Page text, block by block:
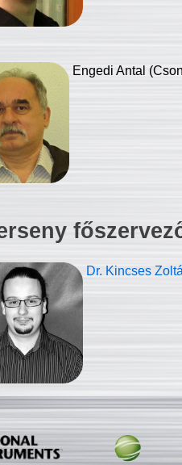
Engedi Antal
Dr. Kincses